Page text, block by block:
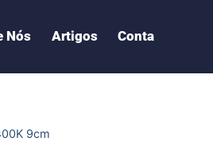
Nós Artigos Conta
9cm